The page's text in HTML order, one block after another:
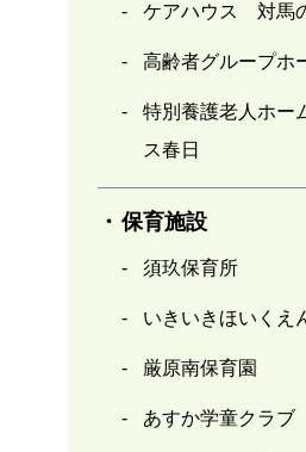
ケアハウス 対馬
高齢者グループ
特別養護老人ホ
ス春日
保育施設
須玖保育所
いきいきほいくえ
厳原南保育園
あすか学童クラブ